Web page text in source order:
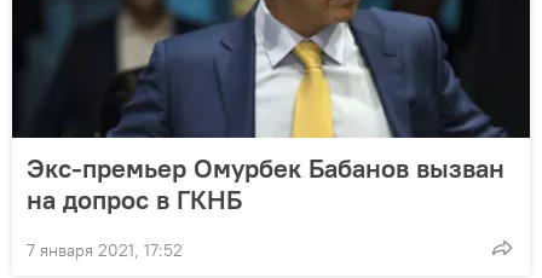
Экс-премьер Омурбек Бабанов вызван
на допрос в ГКНБ
7 января 2021, 17:52